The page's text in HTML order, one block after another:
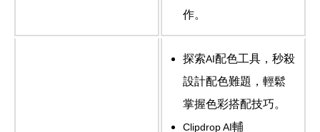
作。
探索AI配色工具，秒殺
設計配色難題，輕鬆
掌握色彩搭配技巧。
Clipdrop AI輔